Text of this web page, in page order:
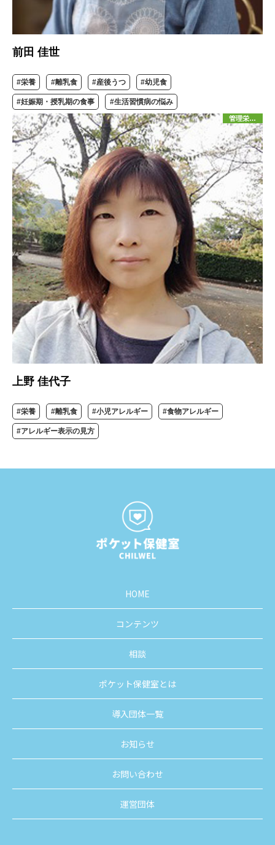
前田 佳世
#栄養 #離乳食 #産後うつ #幼児食
#妊娠期・授乳期の食事 #生活習慣病の悩み
管理栄養士
上野 佳代子
#栄養 #離乳食 #小児アレルギー #食物アレルギー
#アレルギー表示の見方
HOME
コンテンツ
相談
ポケット保健室とは
導入団体一覧
お知らせ
お問い合わせ
運営団体